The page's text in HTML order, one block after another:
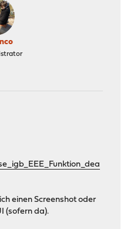
einen Screenshot oder
(sofern da).